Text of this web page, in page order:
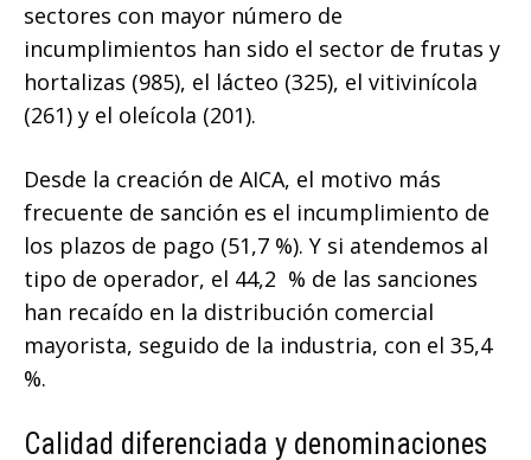
sectores con mayor número de
incumplimientos han sido el sector de frutas y
hortalizas (985), el lácteo (325), el vitivinícola
(261) y el oleícola (201).
Desde la creación de AICA, el motivo más
frecuente de sanción es el incumplimiento de
los plazos de pago (51,7 %). Y si atendemos al
tipo de operador, el 44,2 % de las sanciones
han recaído en la distribución comercial
mayorista, seguido de la industria, con el 35,4
%.
Calidad diferenciada y denominaciones